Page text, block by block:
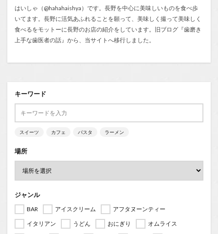
はいしゃ（@hahahaishya）です。長野を中心に美味しいものを食べ歩
いてます。長野に活気あふれることを願って、美味しく撮って美味しく
食べるをモットーに長野のお店の紹介をしています。旧ブログ『歯磨き
上手な歯医者の話』から、当サイトへ移行しました。
キーワード
スイーツ カフェ パスタ ラーメン
場所
ジャンル
BAR アイスクリーム
アフタヌーンティー
イタリアン
うどん おにぎり
オムライス